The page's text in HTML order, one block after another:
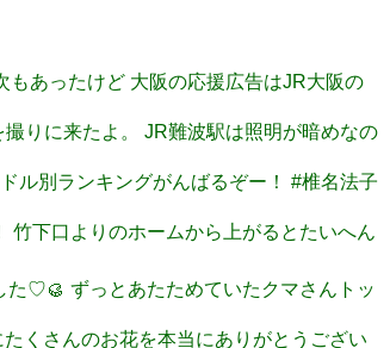
もあったけど 大阪の応援広告はJR大阪の
りに来たよ。 JR難波駅は照明が暗めなの
ル別ランキングがんばるぞー！ #椎名法子
下口よりのホームから上がるとたいへん
た♡🥮 ずっとあたためていたクマさんトッ
くさんのお花を本当にありがとうござい